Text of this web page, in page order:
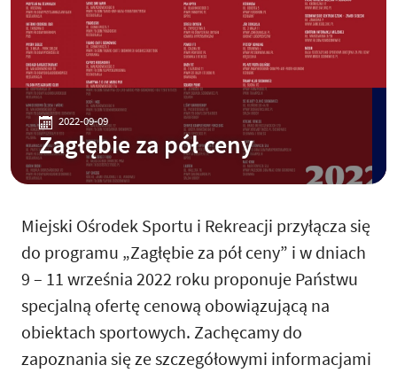
2022-09-09
Zagłębie za pół ceny
Miejski Ośrodek Sportu i Rekreacji przyłącza się
do programu „Zagłębie za pół ceny” i w dniach
9 – 11 września 2022 roku proponuje Państwu
specjalną ofertę cenową obowiązującą na
obiektach sportowych. Zachęcamy do
zapoznania się ze szczegółowymi informacjami